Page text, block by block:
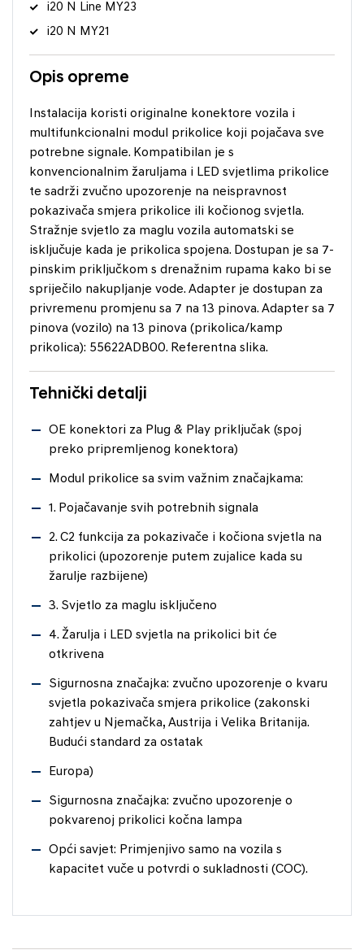
i20 N Line MY23
i20 N MY21
Opis opreme
Instalacija koristi originalne konektore vozila i
multifunkcionalni modul prikolice koji pojačava sve
potrebne signale. Kompatibilan je s
konvencionalnim žaruljama i LED svjetlima prikolice
te sadrži zvučno upozorenje na neispravnost
pokazivača smjera prikolice ili kočionog svjetla.
Stražnje svjetlo za maglu vozila automatski se
isključuje kada je prikolica spojena. Dostupan je sa 7-
pinskim priključkom s drenažnim rupama kako bi se
spriječilo nakupljanje vode. Adapter je dostupan za
privremenu promjenu sa 7 na 13 pinova. Adapter sa 7
pinova (vozilo) na 13 pinova (prikolica/kamp
prikolica): 55622ADB00. Referentna slika.
Tehnički detalji
OE konektori za Plug & Play priključak (spoj
preko pripremljenog konektora)
Modul prikolice sa svim važnim značajkama:
1. Pojačavanje svih potrebnih signala
2. C2 funkcija za pokazivače i kočiona svjetla na
prikolici (upozorenje putem zujalice kada su
žarulje razbijene)
3. Svjetlo za maglu isključeno
4. Žarulja i LED svjetla na prikolici bit će
otkrivena
Sigurnosna značajka: zvučno upozorenje o kvaru
svjetla pokazivača smjera prikolice (zakonski
zahtjev u Njemačka, Austrija i Velika Britanija.
Budući standard za ostatak
Europa)
Sigurnosna značajka: zvučno upozorenje o
pokvarenoj prikolici kočna lampa
Opći savjet: Primjenjivo samo na vozila s
kapacitet vuče u potvrdi o sukladnosti (COC).